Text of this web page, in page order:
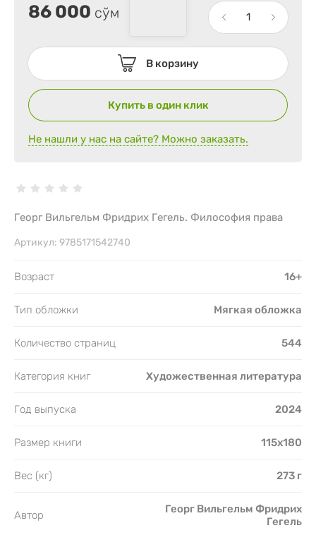
86 000 сўм
В корзину
Купить в один клик
Не нашли у нас на сайте? Можно заказать.
Георг Вильгельм Фридрих Гегель. Философия права
Артикул: 9785171542740
Возраст 16+
Тип обложки Мягкая обложка
Количество страниц 544
Категория книг Художественная литература
Год выпуска 2024
Размер книги 115х180
Вес (кг) 273 г
Автор
Георг Вильгельм Фридрих
Гегель